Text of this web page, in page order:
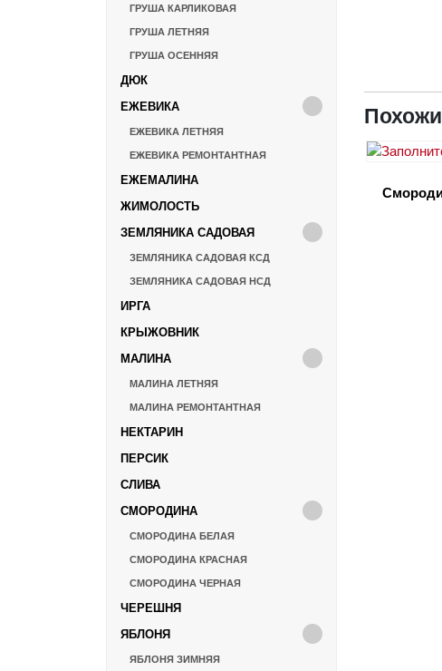
ГРУША КАРЛИКОВАЯ
ГРУША ЛЕТНЯЯ
ГРУША ОСЕННЯЯ
ДЮК
ЕЖЕВИКА
ЕЖЕВИКА ЛЕТНЯЯ
ЕЖЕВИКА РЕМОНТАНТНАЯ
ЕЖЕМАЛИНА
ЖИМОЛОСТЬ
ЗЕМЛЯНИКА САДОВАЯ
ЗЕМЛЯНИКА САДОВАЯ КСД
ЗЕМЛЯНИКА САДОВАЯ НСД
ИРГА
КРЫЖОВНИК
МАЛИНА
МАЛИНА ЛЕТНЯЯ
МАЛИНА РЕМОНТАНТНАЯ
НЕКТАРИН
ПЕРСИК
СЛИВА
СМОРОДИНА
СМОРОДИНА БЕЛАЯ
СМОРОДИНА КРАСНАЯ
СМОРОДИНА ЧЕРНАЯ
ЧЕРЕШНЯ
ЯБЛОНЯ
ЯБЛОНЯ ЗИМНЯЯ